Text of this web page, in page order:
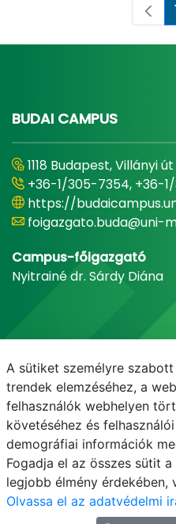
BUDAI CAMPUS
1118 Budapest, Villányi
+36-1/305-7354, +36-
https://
foigazgato.buda@uni-
Campus-főigazgató
Nyitrainé dr. Sárdy Diána
E-mail Telefonkönyv
A sütiket személyre
trendek elemzéséhez, a
felhasználók webhelyen
követéséhez és
demográfiai információk
Fogadja el az összes sütit
legjobb élmény érdekében,
Olvassa el az adatvédelmi